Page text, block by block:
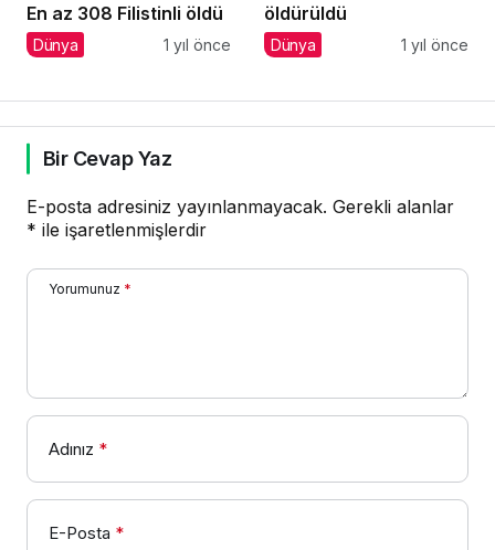
En az 308 Filistinli öldü
Dünya 1 yıl önce
öldürüldü
Dünya 1 yıl önce
Bir Cevap Yaz
E-posta adresiniz yayınlanmayacak. Gerekli alanlar
* ile işaretlenmişlerdir
Yorumunuz *
Adınız *
E-Posta *